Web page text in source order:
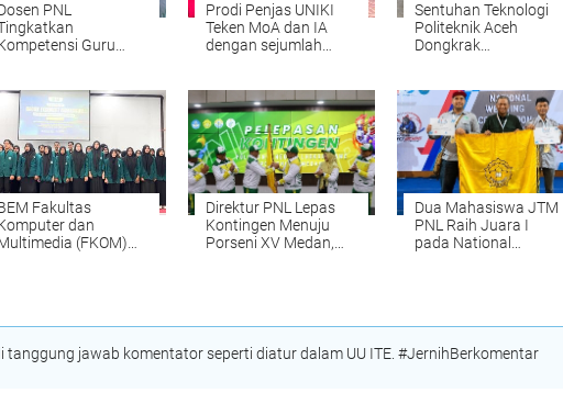
PNL
Guru
Prodi Penjas UNIKI
Teken MoA dan IA
dengan sejumlah
Sentuhan Teknologi
Politeknik Aceh
Dongkrak
Fakultas
dan
(FKOM)
Direktur PNL Lepas
Kontingen Menuju
Porseni XV Medan,
Dua Mahasiswa JTM
PNL Raih Juara I
pada National
tanggung jawab komentator seperti diatur dalam UU ITE. #JernihBerkomentar